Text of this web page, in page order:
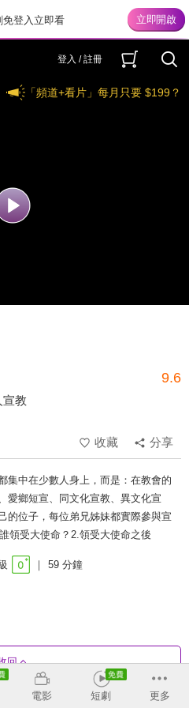
登入立即看
登入 / 註冊
「頻道+看片」每月只要 $199？
9.6
宣教
收藏
分享
集中在少數人身上，而是：在教會的
愛鄉短宣、同文化宣教、異文化宣
位子，每位弟兄姊妹都實際參與宣
領受大使命？2.領受大使命之後
59 分鐘
回
電影 短劇 更多